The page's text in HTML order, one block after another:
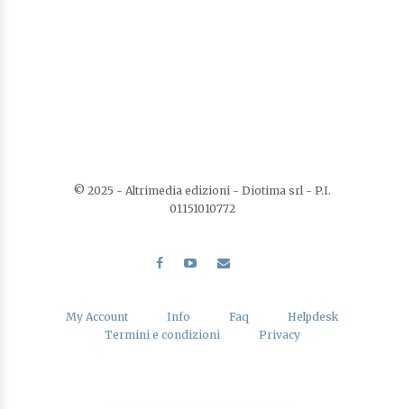
© 2025 - Altrimedia edizioni - Diotima srl - P.I.
01151010772
My Account Info Faq
Helpdesk
Termini e condizioni
Privacy